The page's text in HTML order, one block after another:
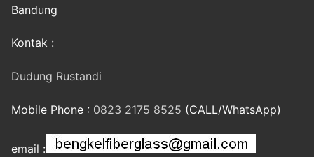
Bandung
Kontak :
Dudung Rustandi
Mobile Phone : 0823 2175 8525 (CALL/WhatsApp)
email :